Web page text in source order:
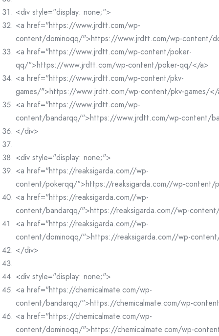
<div style="display: none;">
<a href="https://www.jrdtt.com/wp-
content/dominoqq/">https://www.jrdtt.com/wp-content/
<a href="https://www.jrdtt.com/wp-content/poker-
qq/">https://www.jrdtt.com/wp-content/poker-qq/</a>
<a href="https://www.jrdtt.com/wp-content/pkv-
games/">https://www.jrdtt.com/wp-content/pkv-games/
<a href="https://www.jrdtt.com/wp-
content/bandarqq/">https://www.jrdtt.com/wp-content/
</div>
<div style="display: none;">
<a href="https://reaksigarda.com//wp-
content/pokerqq/">https://reaksigarda.com//wp-content/
<a href="https://reaksigarda.com//wp-
content/bandarqq/">https://reaksigarda.com//wp-
<a href="https://reaksigarda.com//wp-
content/dominoqq/">https://reaksigarda.com//wp-
</div>
<div style="display: none;">
<a href="https://chemicalmate.com/wp-
content/bandarqq/">https://chemicalmate.com/wp-
<a href="https://chemicalmate.com/wp-
content/dominoqq/">https://chemicalmate.com/wp-